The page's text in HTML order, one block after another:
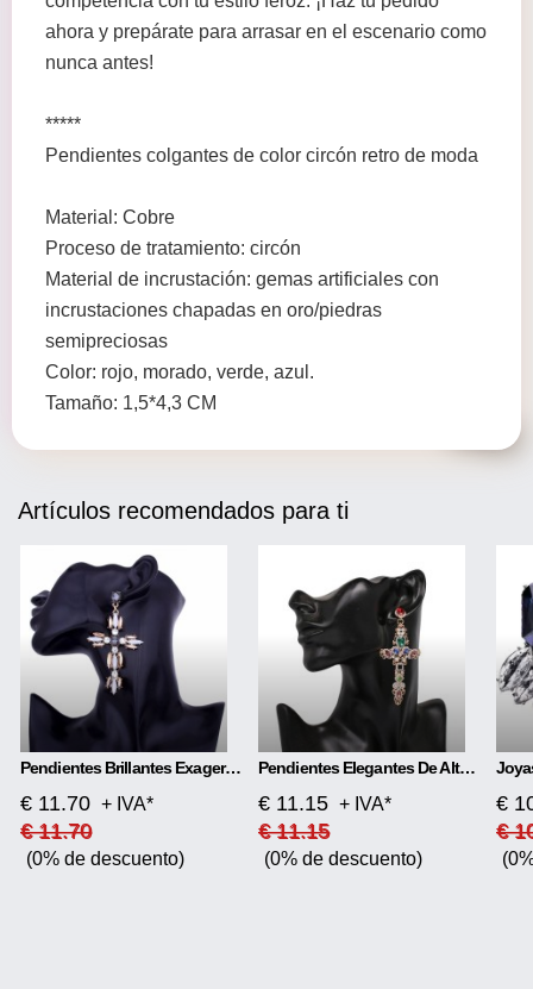
ahora y prepárate para arrasar en el escenario como
nunca antes!
*****
Pendientes colgantes de color circón retro de moda
Material: Cobre
Proceso de tratamiento: circón
Material de incrustación: gemas artificiales con
incrustaciones chapadas en oro/piedras
semipreciosas
Color: rojo, morado, verde, azul.
Tamaño: 1,5*4,3 CM
Artículos recomendados para ti
Pendientes Brillantes Exagerados En Forma De Cruz
€ 11.70 + IVA*
€ 11.70
(0% de descuento)
Pendientes Elegantes De Alta Calidad.
€ 11.15 + IVA*
€ 11.15
(0% de descuento)
€
€